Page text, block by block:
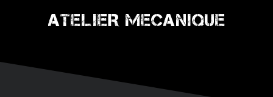
ATELIER MECANIQUE